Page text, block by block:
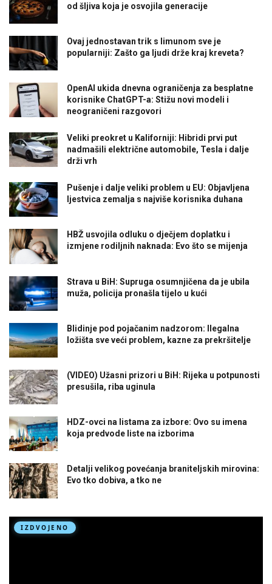
od šljiva koja je osvojila generacije
Ovaj jednostavan trik s limunom sve je
popularniji: Zašto ga ljudi drže kraj kreveta?
OpenAI ukida dnevna ograničenja za besplatne
korisnike ChatGPT-a: Stižu novi modeli i
neograničeni razgovori
Veliki preokret u Kaliforniji: Hibridi prvi put
nadmašili električne automobile, Tesla i dalje
drži vrh
Pušenje i dalje veliki problem u EU: Objavljena
ljestvica zemalja s najviše korisnika duhana
HBŽ usvojila odluku o dječjem doplatku i
izmjene rodiljnih naknada: Evo što se mijenja
Strava u BiH: Supruga osumnjičena da je ubila
muža, policija pronašla tijelo u kući
Blidinje pod pojačanim nadzorom: Ilegalna
ložišta sve veći problem, kazne za prekršitelje
(VIDEO) Užasni prizori u BiH: Rijeka u potpunosti
presušila, riba uginula
HDZ-ovci na listama za izbore: Ovo su imena
koja predvode liste na izborima
Detalji velikog povećanja braniteljskih mirovina:
Evo tko dobiva, a tko ne